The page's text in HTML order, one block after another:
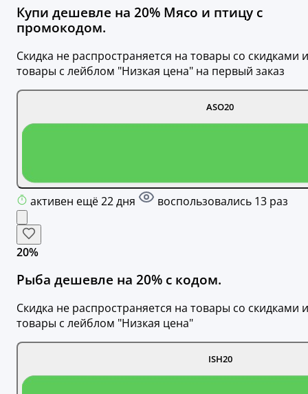
Купи дешевле на 20% Мясо и птицу с
промокодом.
Скидка не распространяется на товары со скидками и
товары с лейблом "Низкая цена" на первый заказ
ASO20
активен ещё 22 дня воспользовались 13 раз
20%
Рыба дешевле на 20% с кодом.
Скидка не распространяется на товары со скидками и
товары с лейблом "Низкая цена"
ISH20